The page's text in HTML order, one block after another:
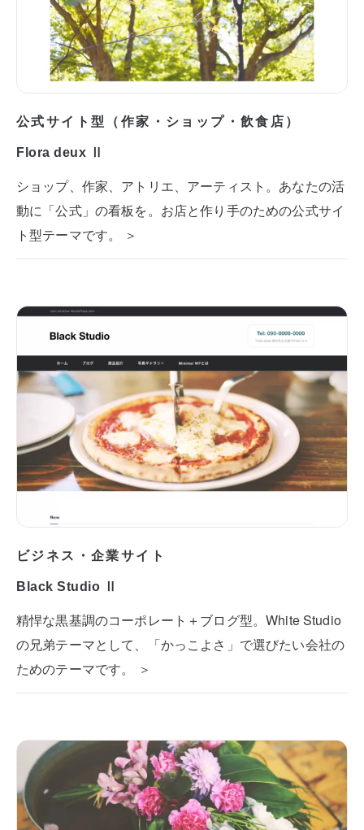
公式サイト型（作家・ショップ・飲食店）
Flora deux Ⅱ
ショップ、作家、アトリエ、アーティスト。あなたの活
動に「公式」の看板を。お店と作り手のための公式サイ
ト型テーマです。 ＞
ビジネス・企業サイト
Black Studio Ⅱ
精悍な黒基調のコーポレート＋ブログ型。White Studio
の兄弟テーマとして、「かっこよさ」で選びたい会社の
ためのテーマです。 ＞